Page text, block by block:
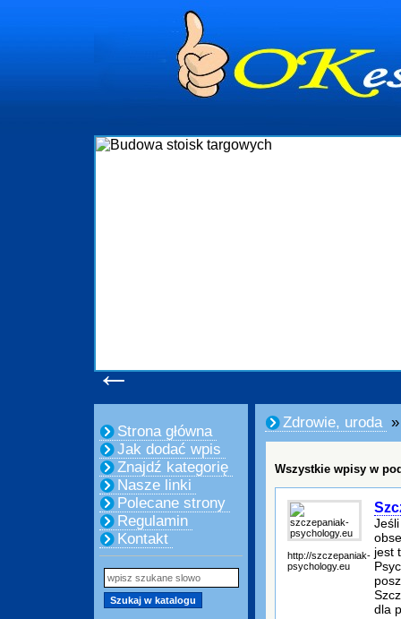
←
Strona główna
Jak dodać wpis
Znajdź kategorię
Nasze linki
Polecane strony
Regulamin
Kontakt
Zdrowie, uroda
Wszystkie wpisy w
http://szczepaniak-
psychology.eu
jest
dla